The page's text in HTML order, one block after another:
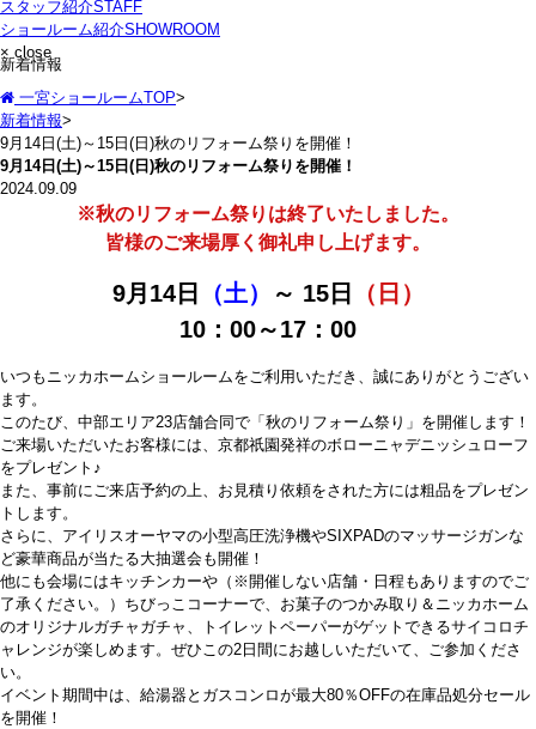
スタッフ紹介STAFF
ショールーム紹介SHOWROOM
× close
新着情報
一宮ショールームTOP>
新着情報>
9月14日(土)～15日(日)秋のリフォーム祭りを開催！
9月14日(土)～15日(日)秋のリフォーム祭りを開催！
2024.09.09
※秋のリフォーム祭りは終了いたしました。
皆様のご来場厚く御礼申し上げます。
9月14日 （土） ～ 15日
（日）
10：00～17：00
いつもニッカホームショールームをご利用いただき、誠にありがとうござい
ます。
このたび、中部エリア23店舗合同で「秋のリフォーム祭り」を開催します！
ご来場いただいたお客様には、京都祇園発祥のボローニャデニッシュローフ
をプレゼント♪
また、事前にご来店予約の上、お見積り依頼をされた方には粗品をプレゼン
トします。
さらに、アイリスオーヤマの小型高圧洗浄機やSIXPADのマッサージガンな
ど豪華商品が当たる大抽選会も開催！
他にも会場にはキッチンカーや（※開催しない店舗・日程もありますのでご
了承ください。）ちびっこコーナーで、お菓子のつかみ取り＆ニッカホーム
のオリジナルガチャガチャ、トイレットペーパーがゲットできるサイコロチ
ャレンジが楽しめます。ぜひこの2日間にお越しいただいて、ご参加くださ
い。
イベント期間中は、給湯器とガスコンロが最大80％OFFの在庫品処分セール
を開催！